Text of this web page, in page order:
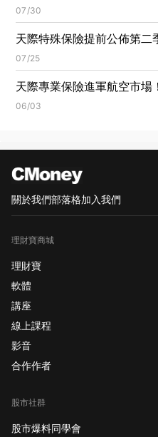
$0.93，超預期表現引發市場
07/30
天際特殊保險提前公佈第二
長潛力！
07/25
天際專業保險進軍航空市場
幕，股價小幅上揚
06/03
關於我們部落格加入我們
理財寶商城
理財寶
軟體
講座
線上課程
影音
合作作者
股市社群
股市爆料同學會